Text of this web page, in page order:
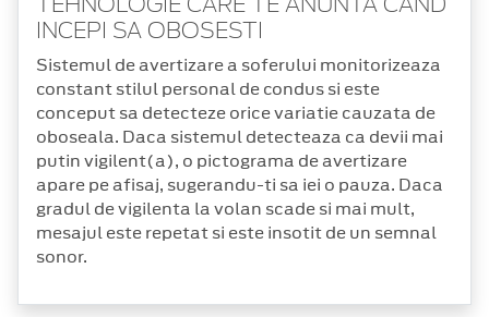
TEHNOLOGIE CARE TE ANUNTA CAND
INCEPI SA OBOSESTI
Sistemul de avertizare a soferului monitorizeaza
constant stilul personal de condus si este
conceput sa detecteze orice variatie cauzata de
oboseala. Daca sistemul detecteaza ca devii mai
putin vigilent(a), o pictograma de avertizare
apare pe afisaj, sugerandu-ti sa iei o pauza. Daca
gradul de vigilenta la volan scade si mai mult,
mesajul este repetat si este insotit de un semnal
sonor.